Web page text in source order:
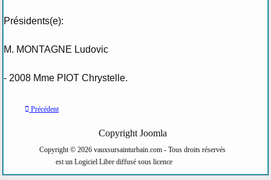
Présidents(e):
M. MONTAGNE Ludovic
- 2008 Mme PIOT Chrystelle.
Précédent
Copyright Joomla
Copyright © 2026 vauxsursainturbain.com - Tous droits réservés
est un Logiciel Libre diffusé sous licence